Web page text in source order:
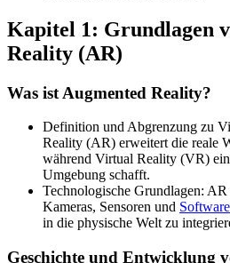
Kapitel 1: Grundlagen
Reality (AR)
Was ist Augmented Reality?
Definition und Abgrenzung zu
Reality (AR) erweitert die reale
während Virtual Reality (VR)
Umgebung schafft.
Technologische Grundlagen:
Kameras, Sensoren und Software
in die physische Welt zu
Geschichte und Entwicklung